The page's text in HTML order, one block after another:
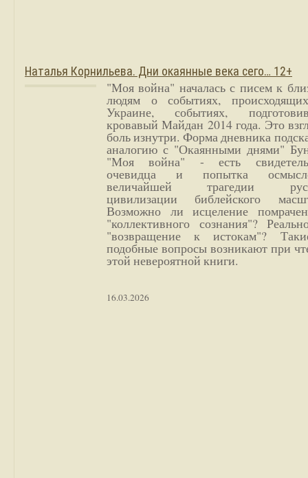
Наталья Корнильева. Дни окаянные века сего… 12+
"Моя война" началась с писем к
людям о событиях,
Украине, событиях,
кровавый Майдан 2014 года. Это
боль изнутри. Форма дневника
аналогию с "Окаянными днями"
"Моя война" - есть
очевидца и попытка
величайшей трагедии
цивилизации библейского
Возможно ли исцеление
"коллективного сознания"?
"возвращение к истокам"?
подобные вопросы возникают при
этой невероятной книги.
16.03.2026